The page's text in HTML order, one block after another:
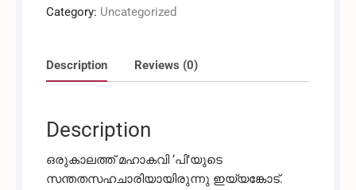
was:
₹189.00.
is:
₹150.00.
ഇയ്യങ്കോട്
Category: Uncategorized
Description Reviews (0)
Description
ഒരുകാലത്ത് മഹാകവി ‘പി’യുടെ
സന്തതസഹചാരിയായിരുന്നു ഇയ്യങ്കോട്.